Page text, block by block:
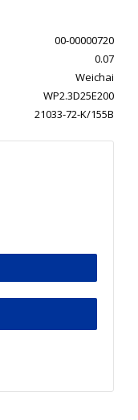
00-00000720
0.07
Weichai
WP2.3D25E200
21033-72-K/155B